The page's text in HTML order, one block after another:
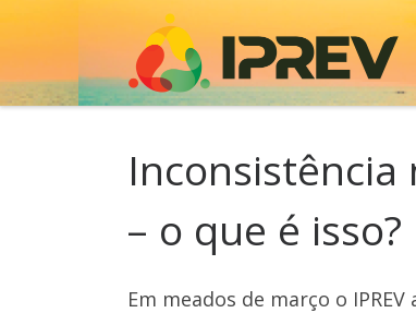
Skip to content
– o que é isso?
Em meados de março o